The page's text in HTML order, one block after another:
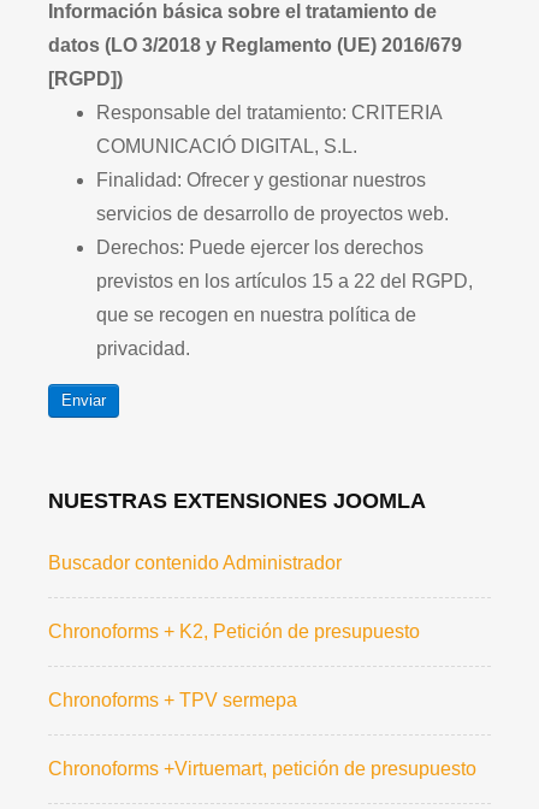
Información básica sobre el tratamiento de
datos (LO 3/2018 y Reglamento (UE) 2016/679
[RGPD])
Responsable del tratamiento: CRITERIA
COMUNICACIÓ DIGITAL, S.L.
Finalidad: Ofrecer y gestionar nuestros
servicios de desarrollo de proyectos web.
Derechos: Puede ejercer los derechos
previstos en los artículos 15 a 22 del RGPD,
que se recogen en nuestra política de
privacidad.
Enviar
NUESTRAS EXTENSIONES JOOMLA
Buscador contenido Administrador
Chronoforms + K2, Petición de presupuesto
Chronoforms + TPV sermepa
Chronoforms +Virtuemart, petición de presupuesto